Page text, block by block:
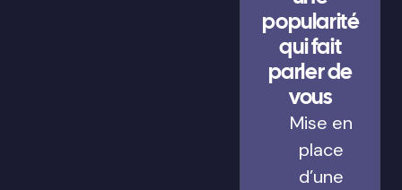
popularité
qui fait
parler de
vous
Mise en
place
d’une